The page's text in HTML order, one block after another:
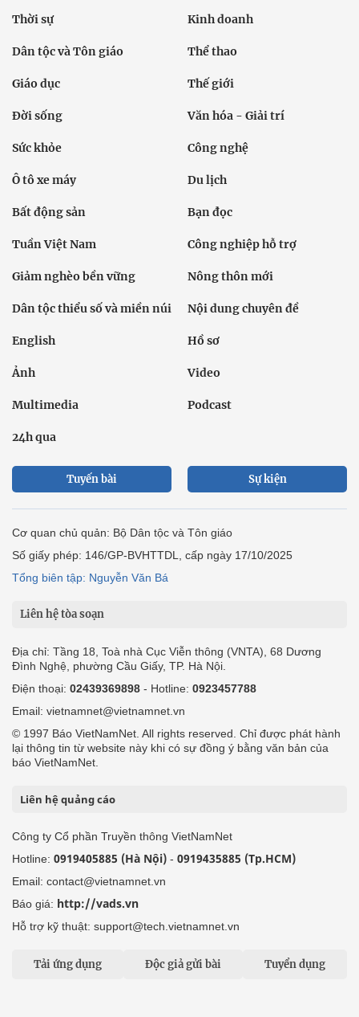
Thời sự Kinh doanh
Dân tộc và Tôn giáo Thể thao
Giáo dục Thế giới
Đời sống Văn hóa - Giải trí
Sức khỏe Công nghệ
Ô tô xe máy Du lịch
Bất động sản Bạn đọc
Tuần Việt Nam Công nghiệp hỗ trợ
Giảm nghèo bền vững Nông thôn mới
Dân tộc thiểu số và miền núi Nội dung chuyên đề
English Hồ sơ
Ảnh Video
Multimedia Podcast
24h qua
Tuyến bài Sự kiện
Cơ quan chủ quản: Bộ Dân tộc và Tôn giáo
Số giấy phép: 146/GP-BVHTTDL, cấp ngày 17/10/2025
Tổng biên tập: Nguyễn Văn Bá
Liên hệ tòa soạn
Địa chỉ: Tầng 18, Toà nhà Cục Viễn thông (VNTA), 68 Dương
Đình Nghệ, phường Cầu Giấy, TP. Hà Nội.
Điện thoại: 02439369898 - Hotline: 0923457788
Email: vietnamnet@vietnamnet.vn
© 1997 Báo VietNamNet. All rights reserved. Chỉ được phát hành
lại thông tin từ website này khi có sự đồng ý bằng văn bản của
báo VietNamNet.
Liên hệ quảng cáo
Công ty Cổ phần Truyền thông VietNamNet
Hotline: 0919405885 (Hà Nội) - 0919435885 (Tp.HCM)
Email: contact@vietnamnet.vn
Báo giá: http://vads.vn
Hỗ trợ kỹ thuật: support@tech.vietnamnet.vn
Tải ứng dụng Độc giả gửi bài Tuyển dụng